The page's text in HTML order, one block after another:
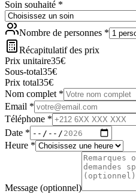
Soin souhaité *
Nombre de personnes *
Récapitulatif des prix
Prix unitaire35€
Sous-total35€
Prix total35€
Nom complet *
Email *
Téléphone *
Date *
Heure *
Message (optionnel)